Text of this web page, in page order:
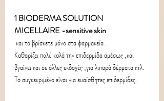
1 BIODERMA SOLUTION
MICELLAIRE -sensitive skin
και το βρίσκετε μόνο στα φαρμακεία .
Καθαρίζει πολύ καλά την επιδερμίδα αμέσως ,και
βγαίνει και σε άλλες εκδοχές ,για λιπαρά δέρματα κτλ.
Το συγκεκριμένο είναι για ευαίσθητες επιδερμίδες.